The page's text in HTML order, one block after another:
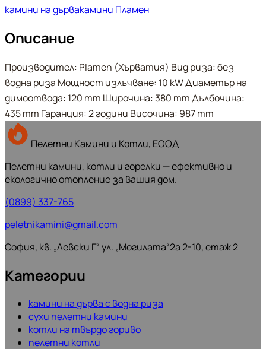
камини на дървакамини Пламен
Описание
Производител: Plamen (Хърватия) Вид риза: без
водна риза Мощност излъчване: 10 kW Диаметър на
димоотвода: 120 mm Широчина: 380 mm Дълбочина:
435 mm Гаранция: 2 години Височина: 987 mm
Пелетни Камини и Котли, ЕООД
Пелетни камини, котли и горелки — ефективно и
екологично отопление за вашия дом.
(0899) 337-765
peletnikamini@gmail.com
София, кв. „Левски Г“ ул. „Могилата“2а 2-10, етаж 2
Категории
камини на дърва с водна риза
сухи пелетни камини
котли на твърдо гориво
пелетни котли